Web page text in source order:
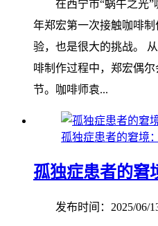
在西宁市“蜗牛之光
年郑宏第一次接触咖啡
验，也是很大的挑战。
啡制作过程中，郑宏偶
节。咖啡师袁...
孤独症患者的窘境
孤独症患者的窘
发布时间：2025/06/